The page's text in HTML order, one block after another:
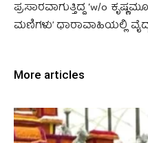
ಪ್ರಸಾರವಾಗುತ್ತಿದ್ದ ‘w/o
ಮಣಿಗಳು’ ಧಾರಾವಾಹಿಯಲ್ಲಿ
More articles